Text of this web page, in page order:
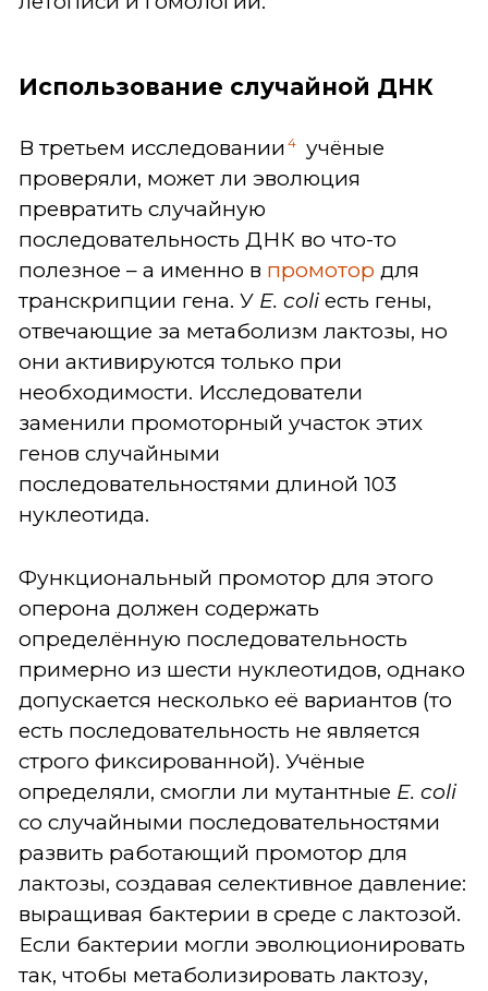
Использование случайной ДНК
В третьем исследовании 4 учёные
проверяли, может ли эволюция
превратить случайную
последовательность ДНК во что-то
полезное – а именно в промотор для
транскрипции гена. У E. coli есть гены,
отвечающие за метаболизм лактозы, но
они активируются только при
необходимости. Исследователи
заменили промоторный участок этих
генов случайными
последовательностями длиной 103
нуклеотида.
Функциональный промотор для этого
оперона должен содержать
определённую последовательность
примерно из шести нуклеотидов, однако
допускается несколько её вариантов (то
есть последовательность не является
строго фиксированной). Учёные
определяли, смогли ли мутантные E. coli
со случайными последовательностями
развить работающий промотор для
лактозы, создавая селективное давление:
выращивая бактерии в среде с лактозой.
Если бактерии могли эволюционировать
так, чтобы метаболизировать лактозу,